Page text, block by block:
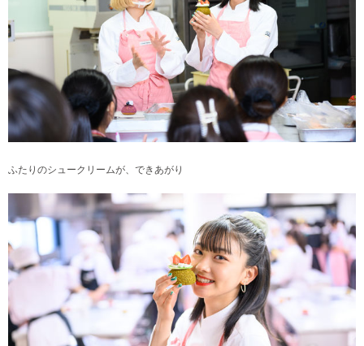
ふたりのシュークリームが、できあがり